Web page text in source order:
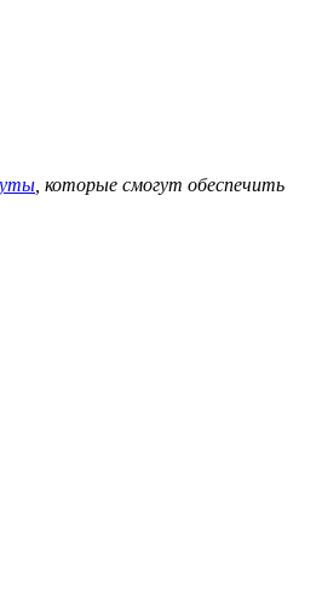
, которые смогут обеспечить